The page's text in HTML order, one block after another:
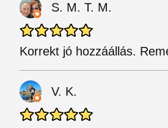
S. M. T. M.
Korrekt jó hozzáállás.
V. K.